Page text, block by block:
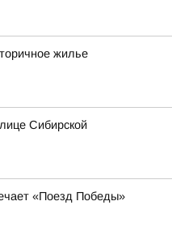
жилье
Сибирской
«Поезд Победы»